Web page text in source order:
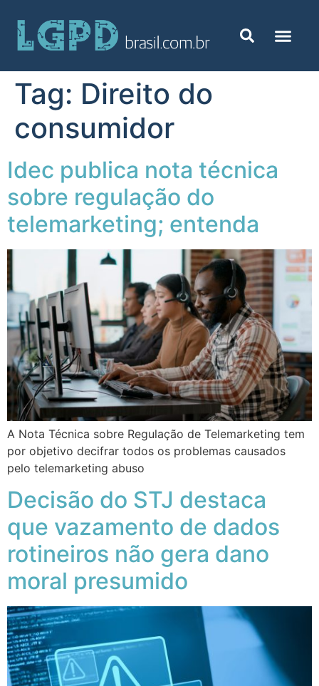
Tag: Direito do
consumidor
Idec publica nota técnica
sobre regulação do
telemarketing; entenda
A Nota Técnica sobre Regulação de Telemarketing tem
por objetivo decifrar todos os problemas causados
pelo telemarketing abuso
Decisão do STJ destaca
que vazamento de dados
rotineiros não gera dano
moral presumido